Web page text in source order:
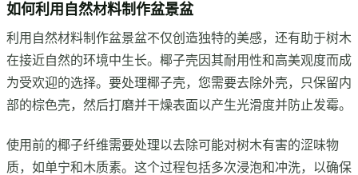
如何利用自然材料制作盆景盆
利用自然材料制作盆景盆不仅创造独特的美感，还有助于树木
在接近自然的环境中生长。椰子壳因其耐用性和高美观度而成
为受欢迎的选择。要处理椰子壳，您需要去除外壳，只保留内
部的棕色壳，然后打磨并干燥表面以产生光滑度并防止发霉。
使用前的椰子纤维需要处理以去除可能对树木有害的涩味物
质，如单宁和木质素。这个过程包括多次浸泡和冲洗，以确保